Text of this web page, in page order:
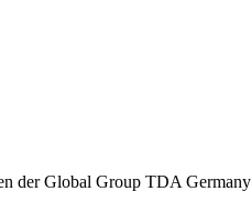
der Global Group TDA